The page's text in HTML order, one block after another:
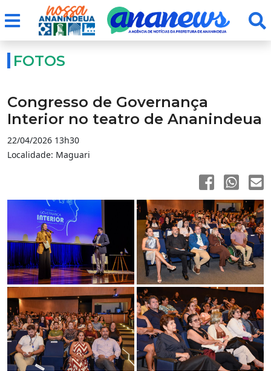
FOTOS
Congresso de Governança
Interior no teatro de Ananindeua
22/04/2026 13h30
Localidade: Maguari